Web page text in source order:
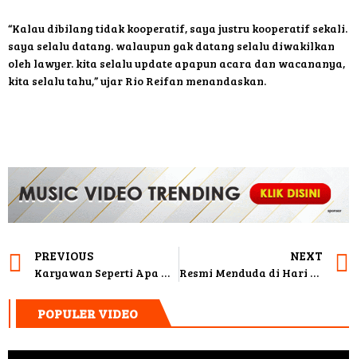
“Kalau dibilang tidak kooperatif, saya justru kooperatif sekali.
saya selalu datang. walaupun gak datang selalu diwakilkan
oleh lawyer. kita selalu update apapun acara dan wacananya,
kita selalu tahu,” ujar Rio Reifan menandaskan.
PREVIOUS
Karyawan Seperti Apa Anda Menurut Lambang Zodiak
NEXT
Resmi Menduda di Hari Ultah, Rio Reifan Ungkap Perasaannya
POPULER VIDEO